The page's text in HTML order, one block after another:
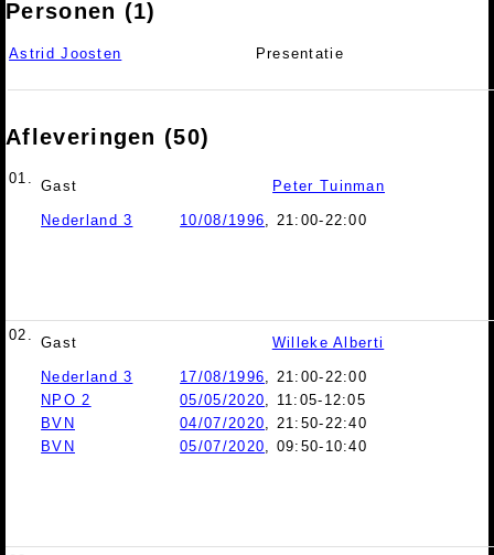
Personen (1)
Astrid Joosten Presentatie
Afleveringen (50)
01. Gast Peter Tuinman
Nederland 3 10/08/1996, 21:00-22:00
02. Gast Willeke Alberti
Nederland 3 17/08/1996, 21:00-22:00
NPO 2
05/05/2020, 11:05-12:05
BVN
04/07/2020, 21:50-22:40
BVN
05/07/2020, 09:50-10:40